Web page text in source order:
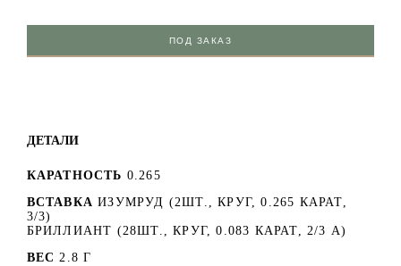
ПОД ЗАКАЗ
ДЕТАЛИ
КАРАТНОСТЬ 0.265
ВСТАВКА ИЗУМРУД (2ШТ., КРУГ, 0.265 КАРАТ,
3/3)
БРИЛЛИАНТ (28ШТ., КРУГ, 0.083 КАРАТ, 2/3 А)
ВЕС 2.8 Г